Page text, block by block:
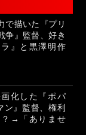
で描いた『プリ
争』監督、好き
』と黒澤明作
化した『ポパ
ン』監督、権利
？→「ありませ